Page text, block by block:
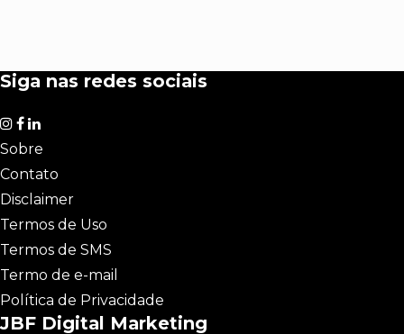
Siga nas redes sociais
Sobre
Contato
Disclaimer
Termos de Uso
Termos de SMS
Termo de e-mail
Política de Privacidade
JBF Digital Marketing